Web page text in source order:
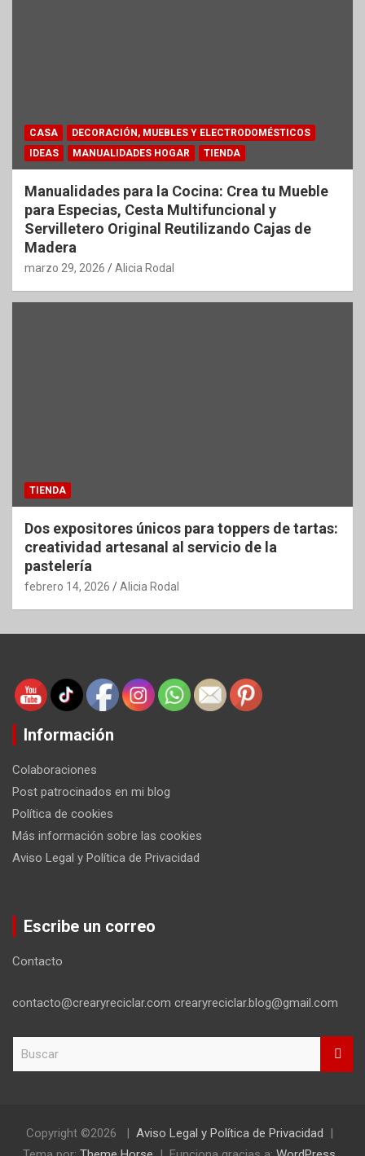
CASA
DECORACIÓN, MUEBLES Y ELECTRODOMÉSTICOS
IDEAS
MANUALIDADES HOGAR TIENDA
Manualidades para la Cocina: Crea tu Mueble
para Especias, Cesta Multifuncional y
Servilletero Original Reutilizando Cajas de
Madera
marzo 29, 2026 Alicia Rodal
TIENDA
Dos expositores únicos para toppers de tartas:
creatividad artesanal al servicio de la
pastelería
febrero 14, 2026 Alicia Rodal
Información
Colaboraciones
Post patrocinados en mi blog
Política de cookies
Más información sobre las cookies
Aviso Legal y Política de Privacidad
Escribe un correo
Contacto
contacto@crearyreciclar.com crearyreciclar.blog@gmail.com
Copyright ©2026
Aviso Legal y Política de Privacidad